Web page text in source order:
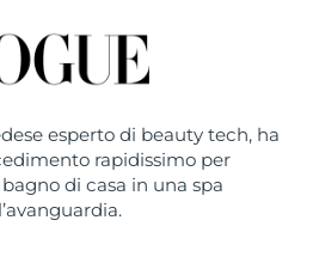
esperto di beauty tech, ha
rapidissimo per
di casa in una spa